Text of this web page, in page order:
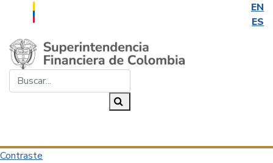
EN
ES
Saltar al contenido principal
Contraste